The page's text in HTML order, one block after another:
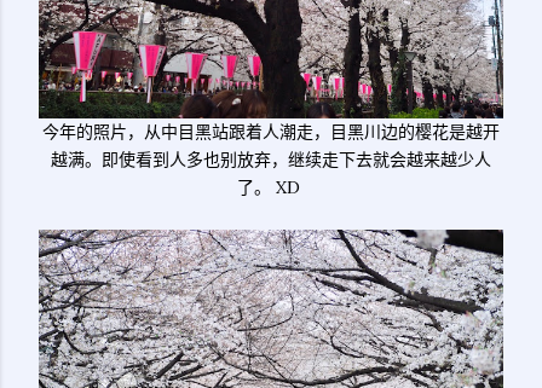
今年的照片，从中目黑站跟着人潮走，目黑川边的樱花是越开
越满。即使看到人多也别放弃，继续走下去就会越来越少人
了。 XD